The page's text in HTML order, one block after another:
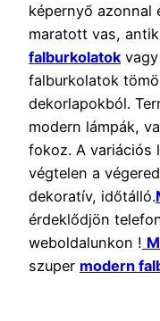
képernyő azonnal
maratott vas,
falburkolatokvagy
falburkolatok
dekorlapokból.
modern lámpák,
fokoz. A variációs
végtelen a
dekoratív, időtálló.
érdeklődjön
weboldalunkon !
szuper modern